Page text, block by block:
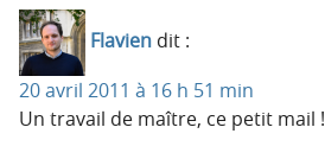
Flavien dit :
20 avril 2011 à 16 h 51 min
Un travail de maître, ce petit mail !